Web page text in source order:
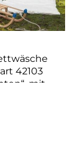
42103
mit